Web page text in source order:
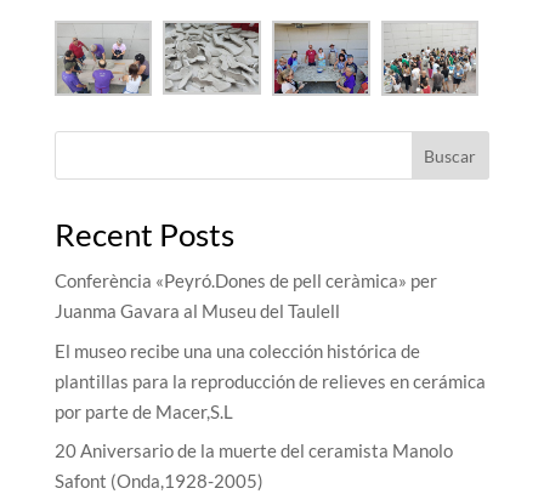
Buscar
Recent Posts
Conferència «Peyró.Dones de pell ceràmica» per
Juanma Gavara al Museu del Taulell
El museo recibe una una colección histórica de
plantillas para la reproducción de relieves en cerámica
por parte de Macer,S.L
20 Aniversario de la muerte del ceramista Manolo
Safont (Onda,1928-2005)